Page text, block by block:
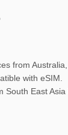
from
with eSIM.
South East